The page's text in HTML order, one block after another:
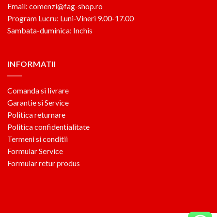
Email: comenzi@fag-shop.ro
Program Lucru: Luni-Vineri 9.00-17.00
Sambata-duminica: Inchis
INFORMATII
Comanda si livrare
Garantie si Service
Politica returnare
Politica confidentialitate
Termeni si conditii
Formular Service
Formular retur produs